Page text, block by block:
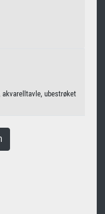
akvarelltavle, ubestrøket